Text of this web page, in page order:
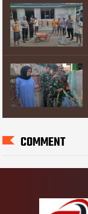
COMMENT